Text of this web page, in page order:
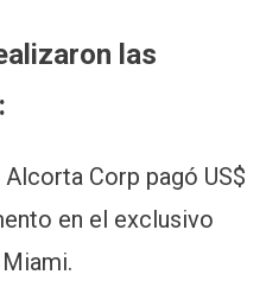
las
Corp pagó US$
en el exclusivo